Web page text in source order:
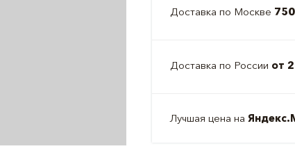
Доставка по Москве
Доставка по России от
Лучшая цена на